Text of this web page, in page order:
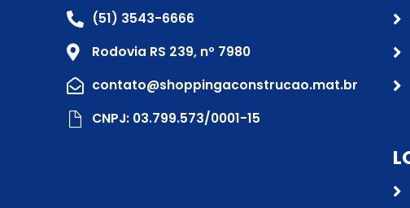
(51) 3543-6666
Rodovia RS 239, nº 7980
contato@shoppingaconstrucao.mat.br
CNPJ: 03.799.573/0001-15